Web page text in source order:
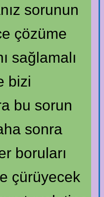
sorunun
çözüme
sağlamalı
bizi
bu sorun
sonra
boruları
çürüyecek